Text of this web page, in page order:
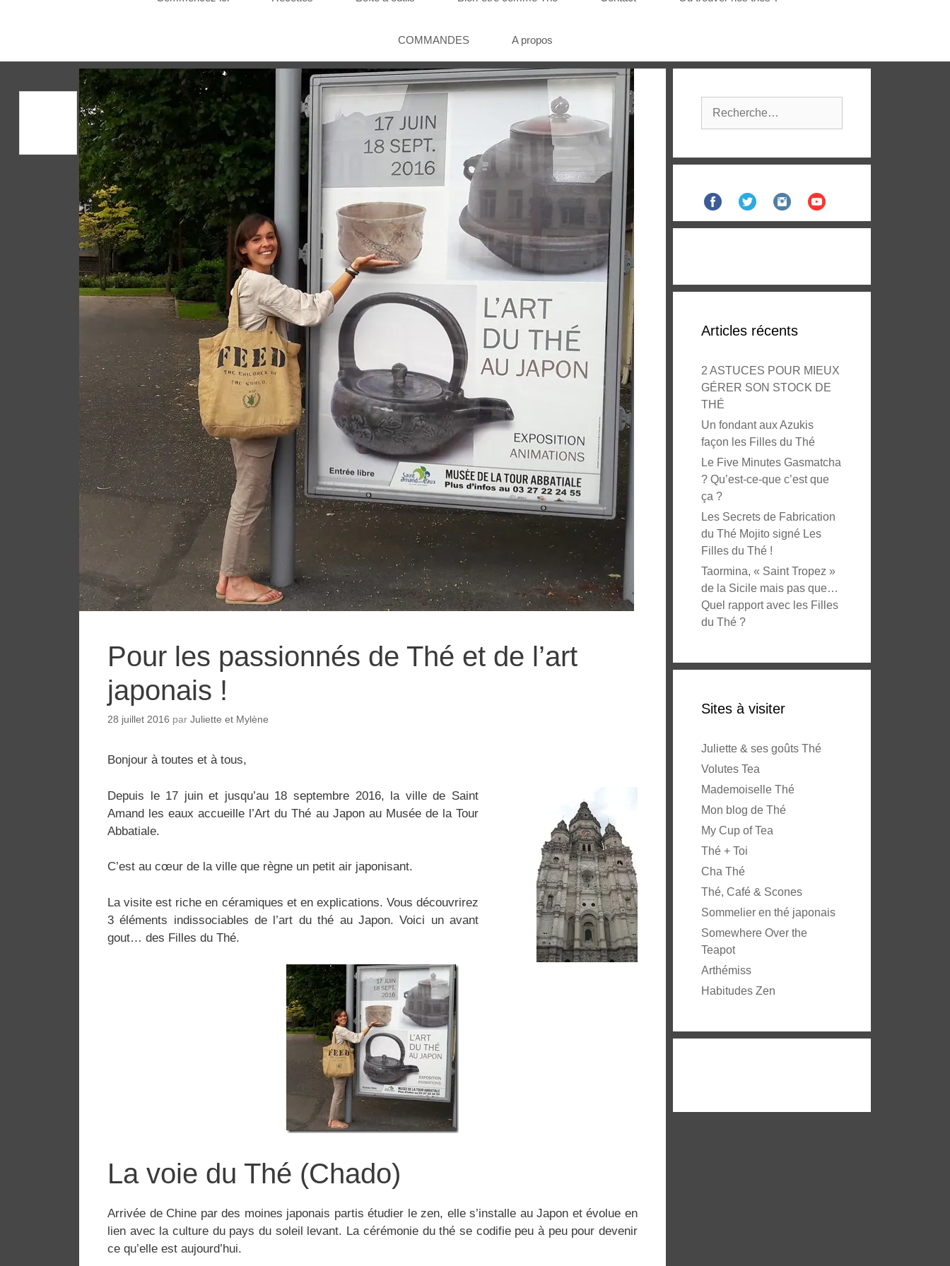
COMMANDES A propos
Pour les passionnés de Thé et de l’art
japonais !
28 juillet 2016 par Juliette et Mylène
Bonjour à toutes et à tous,
Depuis le 17 juin et jusqu’au 18 septembre 2016, la ville de Saint
Amand les eaux accueille l’Art du Thé au Japon au Musée de la Tour
Abbatiale.
C’est au cœur de la ville que règne un petit air japonisant.
La visite est riche en céramiques et en explications. Vous découvrirez
3 éléments indissociables de l’art du thé au Japon. Voici un avant
gout… des Filles du Thé.
La voie du Thé (Chado)
Arrivée de Chine par des moines japonais partis étudier le zen, elle s’installe au Japon et évolue en
lien avec la culture du pays du soleil levant. La cérémonie du thé se codifie peu à peu pour devenir
ce qu’elle est aujourd’hui.
Articles récents
2 ASTUCES POUR MIEUX
GÉRER SON STOCK DE
THÉ
Un fondant aux Azukis
façon les Filles du Thé
Le Five Minutes Gasmatcha
? Qu’est-ce-que c’est que
ça ?
Les Secrets de Fabrication
du Thé Mojito signé Les
Filles du Thé !
Taormina, « Saint Tropez »
de la Sicile mais pas que…
Quel rapport avec les Filles
du Thé ?
Sites à visiter
Juliette & ses goûts Thé
Volutes Tea
Mademoiselle Thé
Mon blog de Thé
My Cup of Tea
Thé + Toi
Cha Thé
Thé, Café & Scones
Sommelier en thé japonais
Somewhere Over the
Teapot
Arthémiss
Habitudes Zen